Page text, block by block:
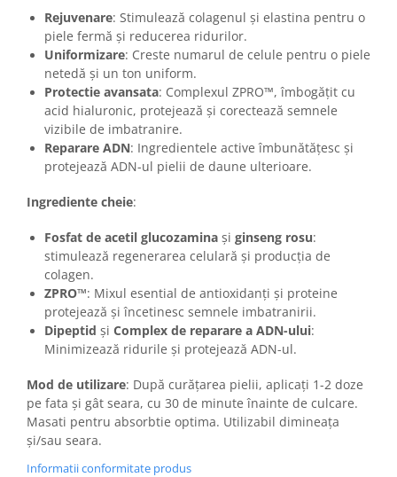
INGRIJIREA PIELII CORPULUI
PROTECTIE SOLARA
SETURI / KITURI
Rejuvenare: Stimulează colagenul și elastina pentru o
piele fermă și reducerea ridurilor.
Uniformizare: Creste numarul de celule pentru o piele
netedă și un ton uniform.
Protectie avansata: Complexul ZPRO™, îmbogățit cu
acid hialuronic, protejează și corectează semnele
vizibile de imbatranire.
Reparare ADN: Ingredientele active îmbunătățesc și
protejează ADN-ul pielii de daune ulterioare.
Ingrediente cheie:
Fosfat de acetil glucozamina și ginseng rosu:
stimulează regenerarea celulară și producția de
colagen.
ZPRO™: Mixul esential de antioxidanți și proteine
protejează și încetinesc semnele imbatranirii.
Dipeptid și Complex de reparare a ADN-ului:
Minimizează ridurile și protejează ADN-ul.
Mod de utilizare: După curățarea pielii, aplicați 1-2 doze
pe fata și gât seara, cu 30 de minute înainte de culcare.
Masati pentru absorbtie optima. Utilizabil dimineața
și/sau seara.
Informatii conformitate produs